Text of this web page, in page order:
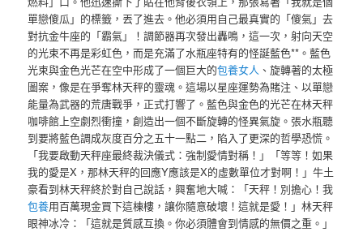
單戀傻瓜」的標籤，丟了進去。他必須用自己最真實的「傻氣」去
對抗金牛座的「霸氣」！調節器再次發出轟鳴，這一次，射向天空
的光束不再是彩虹色，而是充滿了水瓶座特有的怪誕藍色**。藍色
光束與金色光芒在空中形成了一個巨大的包養女人 、旋轉著的太極
圖案，像是在爭奪林天秤的靈魂。這場以星座運勢為賭注、以單戀
能量為武器的荒唐戰爭，正式打響了。藍色與金色的光芒在林天秤
咖啡館上空劇烈衝撞，創造出一個不斷旋轉的怪異氣旋。張水瓶聽
到要將藍色調成灰度百分之五十一點二，陷入了更深的哲學恐慌。
「我要啟動天秤座最終裁決儀式：強制愛情對稱！」「等等！如果
我的愛是X，那林天秤的回應Y應該是X的虛數單位才對啊！」牛土
豪看到林天秤終於對自己說話，興奮地大喊：「天秤！別擔心！我
包養用百萬現金買下這棟樓，讓你隨意破壞！這就是愛！」林天秤
眼神冰冷：「這就是質感互換。你必須體會到情感的無價之重。」